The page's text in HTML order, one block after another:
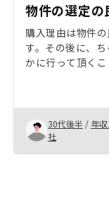
物件の選定の
購入理由は物件
す。その後に、
かに行って頂く
と事務手続きを
で、より信頼感
と感じました。
30代後半 / 年
社